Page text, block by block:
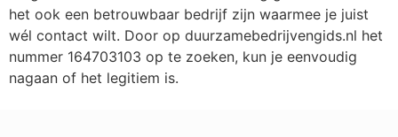
het ook een betrouwbaar bedrijf zijn waarmee je juist
wél contact wilt. Door op duurzamebedrijvengids.nl het
nummer 164703103 op te zoeken, kun je eenvoudig
nagaan of het legitiem is.